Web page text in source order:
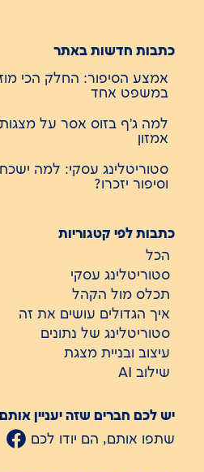
כתבות חדשות באתר
אמצע הסיפור: החלק הכי
במשפט אחד
למה ג'ף בזוס אסר על
אמזון
סטוריטלינג עסקי: למה
וסיפור יזכרו?
כתבות לפי קטגוריות
הכל
סטוריטלינג עסקי
תכלס מול הקהל
איך הגדולים עושים את זה
סטוריטלינג של נתונים
עיצוב ובניית מצגת
שילוב AI
יש לכם חברים שזה יעניין
שתפו אותם, הם יודו לכם